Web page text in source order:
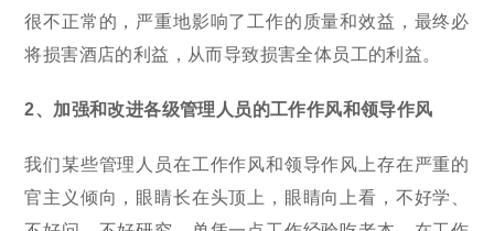
很不正常的，严重地影响了工作的质量和效益，最终必
将损害酒店的利益，从而导致损害全体员工的利益。
2、加强和改进各级管理人员的工作作风和领导作风
我们某些管理人员在工作作风和领导作风上存在严重的
官主义倾向，眼睛长在头顶上，眼睛向上看，不好学、